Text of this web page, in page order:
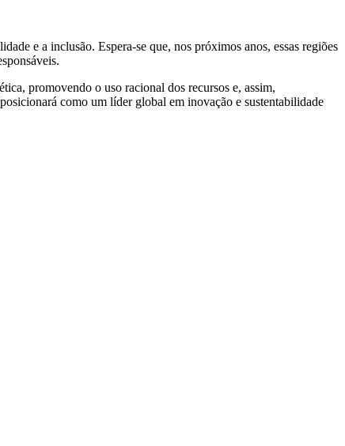
e a inclusão. Espera-se que, nos próximos anos, essas regiões
promovendo o uso racional dos recursos e, assim,
como um líder global em inovação e sustentabilidade